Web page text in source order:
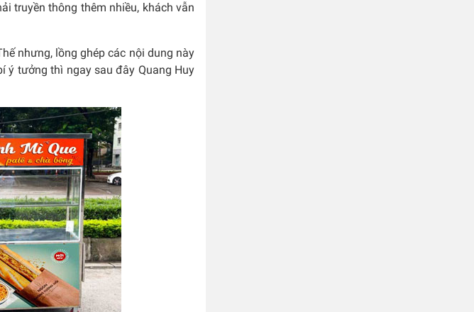
truyền thông thêm nhiều, khách vẫn
nhưng, lồng ghép các nội dung này
ý tưởng thì ngay sau đây Quang Huy